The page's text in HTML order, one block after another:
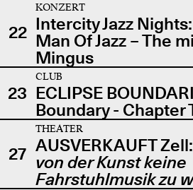
22
KONZERT
Intercity Jazz
Man Of Jazz – The
Mingus
23
CLUB
ECLIPSE
Boundary - Chapter
27
THEATER
AUSVERKAUFT
von der Kunst keine
Fahrstuhlmusik zu